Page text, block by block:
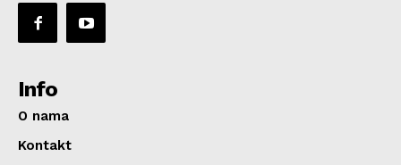
Info
O nama
Kontakt